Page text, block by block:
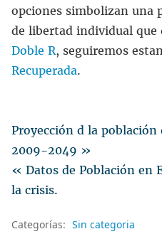
opciones simbolizan una
de libertad individual que
Doble R, seguiremos
Recuperada.
Proyección d la población
2009-2049 »
« Datos de Población en
la crisis.
Categorías: Sin categoria